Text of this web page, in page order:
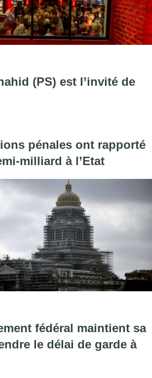
(PS) est l’invité de
pénales ont rapporté
milliard à l’Etat
fédéral maintient sa
le délai de garde à